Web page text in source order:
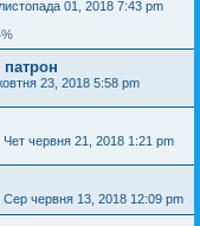
01, 2018 7:43 pm
23, 2018 5:58 pm
Чет червня 21, 2018 1:21 pm
Сер червня 13, 2018 12:09 pm